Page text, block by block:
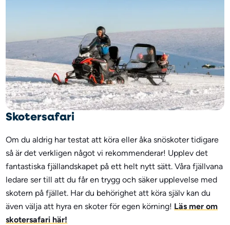
Skotersafari
Om du aldrig har testat att köra eller åka snöskoter tidigare
så är det verkligen något vi rekommenderar! Upplev det
fantastiska fjällandskapet på ett helt nytt sätt. Våra fjällvana
ledare ser till att du får en trygg och säker upplevelse med
skotern på fjället. Har du behörighet att köra själv kan du
även välja att hyra en skoter för egen körning! Läs mer om
skotersafari här!